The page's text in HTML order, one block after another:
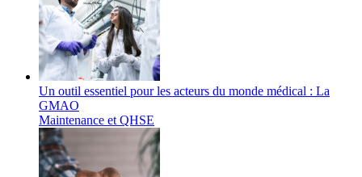
Un outil essentiel pour les acteurs du monde médical : La
GMAO
Maintenance et QHSE